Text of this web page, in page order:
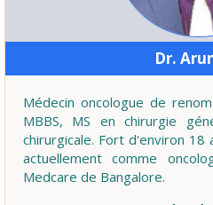
Dr.
Médecin oncologue de
MBBS, MS en chirurgie
chirurgicale. Fort d'environ 18
actuellement comme
Medcare de Bangalore.